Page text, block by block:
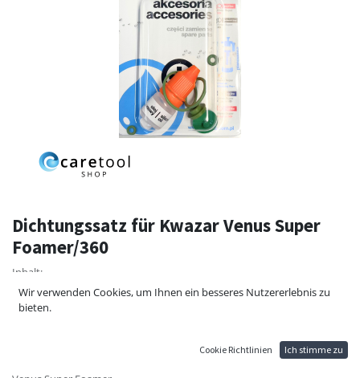
Dichtungssatz für Kwazar Venus Super
Foamer/360
Inhalt:
4 Dichtungen in allen Größen
1 Spezial Öl für Pflege der Dichtungen
Wir verwenden Cookies, um Ihnen ein besseres Nutzererlebnis zu
bieten.
Cookie Richtlinien Ich stimme zu